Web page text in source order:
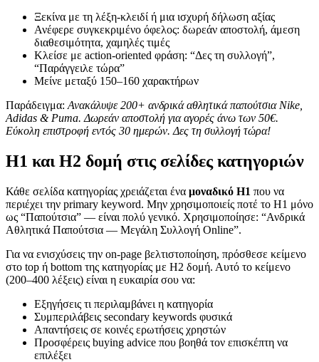
Ξεκίνα με τη λέξη-κλειδί ή μια ισχυρή δήλωση αξίας
Ανέφερε συγκεκριμένο όφελος: δωρεάν αποστολή, άμεση
διαθεσιμότητα, χαμηλές τιμές
Κλείσε με action-oriented φράση: “Δες τη συλλογή”,
“Παράγγειλε τώρα”
Μείνε μεταξύ 150–160 χαρακτήρων
Παράδειγμα: Ανακάλυψε 200+ ανδρικά αθλητικά παπούτσια Nike,
Adidas & Puma. Δωρεάν αποστολή για αγορές άνω των 50€.
Εύκολη επιστροφή εντός 30 ημερών. Δες τη συλλογή τώρα!
H1 και H2 δομή στις σελίδες κατηγοριών
Κάθε σελίδα κατηγορίας χρειάζεται ένα μοναδικό H1 που να
περιέχει την primary keyword. Μην χρησιμοποιείς ποτέ το H1 μόνο
ως “Παπούτσια” — είναι πολύ γενικό. Χρησιμοποίησε: “Ανδρικά
Αθλητικά Παπούτσια — Μεγάλη Συλλογή Online”.
Για να ενισχύσεις την on-page βελτιστοποίηση, πρόσθεσε κείμενο
στο top ή bottom της κατηγορίας με H2 δομή. Αυτό το κείμενο
(200–400 λέξεις) είναι η ευκαιρία σου να:
Εξηγήσεις τι περιλαμβάνει η κατηγορία
Συμπεριλάβεις secondary keywords φυσικά
Απαντήσεις σε κοινές ερωτήσεις χρηστών
Προσφέρεις buying advice που βοηθά τον επισκέπτη να
επιλέξει